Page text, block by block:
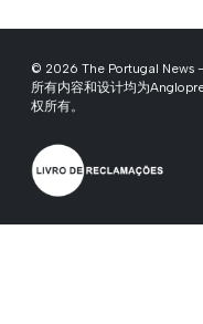
© 2026 The Portugal News -
所有内容和设计均为
权所有。